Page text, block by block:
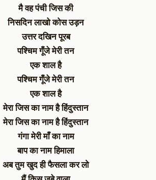
मै वह पंची जिस की
निसदिन लाखो कोस उड़न
उत्तर दखिन पूरब
पश्चिम गूँजे मेरी तन
एक शाल है
पश्चिम गूँजे मेरी तन
एक शाल है
मेरा जिस का नाम है हिंदुस्तान
मेरा जिस का नाम है हिंदुस्तान
गंगा मेरी माँ का नाम
बाप का नाम हिमाला
अब तुम खुद ही फैसला कर लो